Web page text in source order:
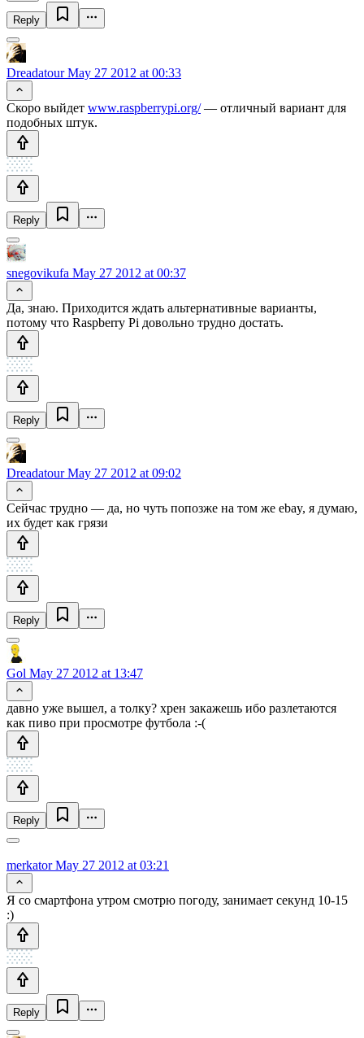
Reply
DreadatourMay 27 2012 at 00:33
Скоро выйдет www.raspberrypi.org/— отличный вариант для
подобных штук.
Reply
snegovikufa May 27 2012 at 00:37
Да, знаю. Приходится ждать альтернативные варианты,
потому что Raspberry Pi довольно трудно достать.
Reply
DreadatourMay 27 2012 at 09:02
Сейчас трудно — да, но чуть попозже на том же ebay, я думаю,
их будет как грязи
Reply
Gol May 27 2012 at 13:47
давно уже вышел, а толку? хрен закажешь ибо разлетаются
как пиво при просмотре футбола :-(
Reply
merkatorMay 27 2012 at 03:21
Я со смартфона утром смотрю погоду, занимает секунд 10-15
:)
Reply